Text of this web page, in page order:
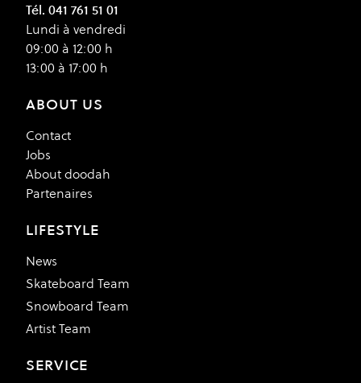
Tél. 041 761 51 01
Lundi à vendredi
09:00 à 12:00 h
13:00 à 17:00 h
ABOUT US
Contact
Jobs
About doodah
Partenaires
LIFESTYLE
News
Skateboard Team
Snowboard Team
Artist Team
SERVICE